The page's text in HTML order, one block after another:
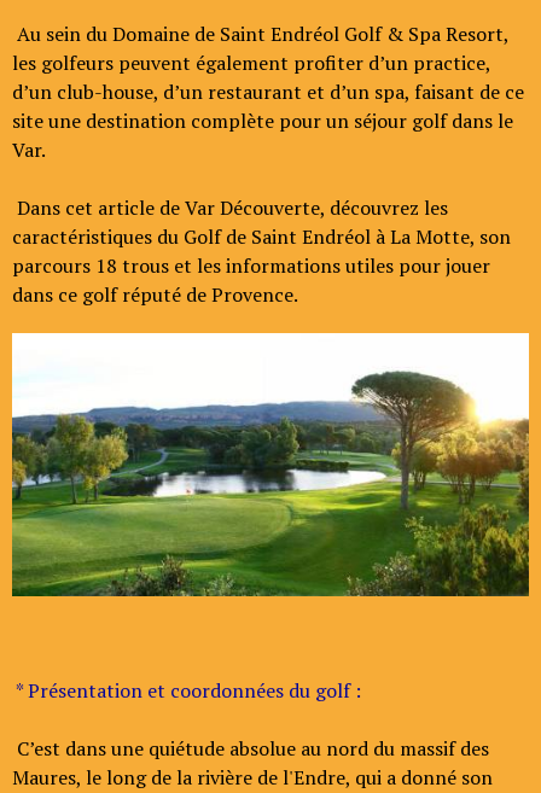
Au sein du Domaine de Saint Endréol Golf & Spa Resort,
les golfeurs peuvent également profiter d’un practice,
d’un club-house, d’un restaurant et d’un spa, faisant de ce
site une destination complète pour un séjour golf dans le
Var.
Dans cet article de Var Découverte, découvrez les
caractéristiques du Golf de Saint Endréol à La Motte, son
parcours 18 trous et les informations utiles pour jouer
dans ce golf réputé de Provence.
* Présentation et coordonnées du golf :
C’est dans une quiétude absolue au nord du massif des
Maures, le long de la rivière de l'Endre, qui a donné son